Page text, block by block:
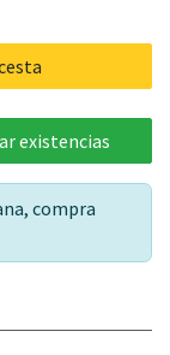
existencias
compra